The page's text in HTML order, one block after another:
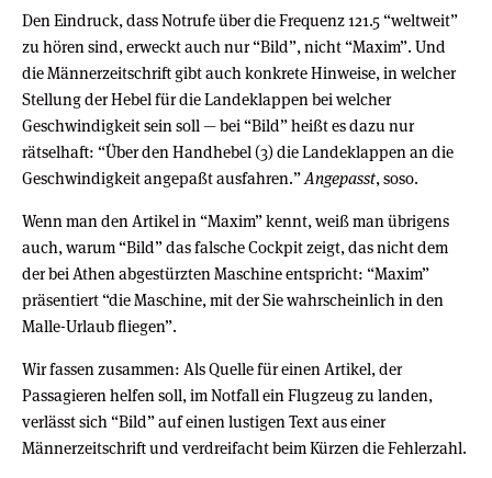
Den Eindruck, dass Notrufe über die Frequenz 121.5 “weltweit”
zu hören sind, erweckt auch nur “Bild”, nicht “Maxim”. Und
die Männerzeitschrift gibt auch konkrete Hinweise, in welcher
Stellung der Hebel für die Landeklappen bei welcher
Geschwindigkeit sein soll — bei “Bild” heißt es dazu nur
rätselhaft: “Über den Handhebel (3) die Landeklappen an die
Geschwindigkeit angepaßt ausfahren.” Angepasst, soso.
Wenn man den Artikel in “Maxim” kennt, weiß man übrigens
auch, warum “Bild” das falsche Cockpit zeigt, das nicht dem
der bei Athen abgestürzten Maschine entspricht: “Maxim”
präsentiert “die Maschine, mit der Sie wahrscheinlich in den
Malle-Urlaub fliegen”.
Wir fassen zusammen: Als Quelle für einen Artikel, der
Passagieren helfen soll, im Notfall ein Flugzeug zu landen,
verlässt sich “Bild” auf einen lustigen Text aus einer
Männerzeitschrift und verdreifacht beim Kürzen die Fehlerzahl.